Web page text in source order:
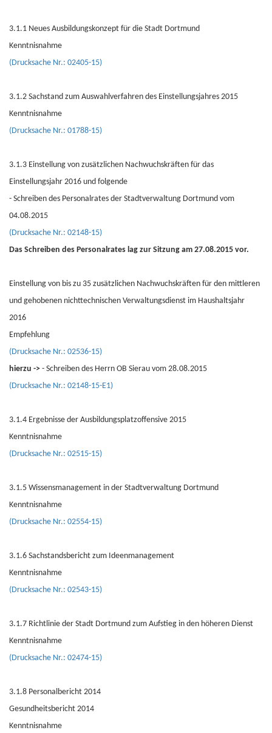
3.1.1 Neues Ausbildungskonzept für die Stadt Dortmund
Kenntnisnahme
(Drucksache Nr.: 02405-15)
3.1.2 Sachstand zum Auswahlverfahren des Einstellungsjahres 2015
Kenntnisnahme
(Drucksache Nr.: 01788-15)
3.1.3 Einstellung von zusätzlichen Nachwuchskräften für das
Einstellungsjahr 2016 und folgende
- Schreiben des Personalrates der Stadtverwaltung Dortmund vom
04.08.2015
(Drucksache Nr.: 02148-15)
Das Schreiben des Personalrates lag zur Sitzung am 27.08.2015 vor.
Einstellung von bis zu 35 zusätzlichen Nachwuchskräften für den mittleren
und gehobenen nichttechnischen Verwaltungsdienst im Haushaltsjahr
2016
Empfehlung
(Drucksache Nr.: 02536-15)
hierzu -> - Schreiben des Herrn OB Sierau vom 28.08.2015
(Drucksache Nr.: 02148-15-E1)
3.1.4 Ergebnisse der Ausbildungsplatzoffensive 2015
Kenntnisnahme
(Drucksache Nr.: 02515-15)
3.1.5 Wissensmanagement in der Stadtverwaltung Dortmund
Kenntnisnahme
(Drucksache Nr.: 02554-15)
3.1.6 Sachstandsbericht zum Ideenmanagement
Kenntnisnahme
(Drucksache Nr.: 02543-15)
3.1.7 Richtlinie der Stadt Dortmund zum Aufstieg in den höheren Dienst
Kenntnisnahme
(Drucksache Nr.: 02474-15)
3.1.8 Personalbericht 2014
Gesundheitsbericht 2014
Kenntnisnahme